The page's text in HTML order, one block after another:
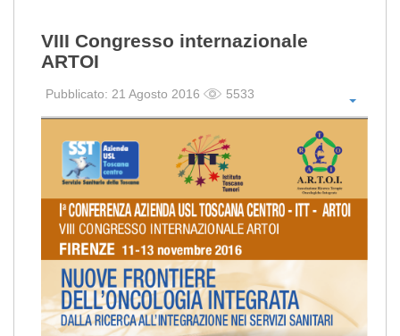
VIII Congresso internazionale
ARTOI
Pubblicato: 21 Agosto 2016 5533